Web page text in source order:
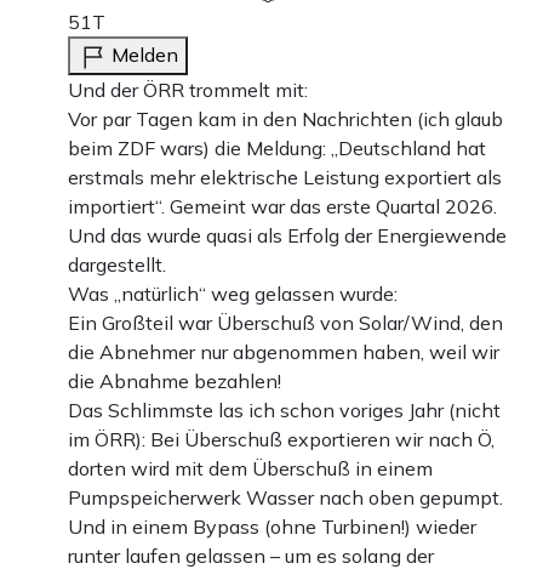
51T
Melden
Und der ÖRR trommelt mit:
Vor par Tagen kam in den Nachrichten (ich glaub
beim ZDF wars) die Meldung: „Deutschland hat
erstmals mehr elektrische Leistung exportiert als
importiert“. Gemeint war das erste Quartal 2026.
Und das wurde quasi als Erfolg der Energiewende
dargestellt.
Was „natürlich“ weg gelassen wurde:
Ein Großteil war Überschuß von Solar/Wind, den
die Abnehmer nur abgenommen haben, weil wir
die Abnahme bezahlen!
Das Schlimmste las ich schon voriges Jahr (nicht
im ÖRR): Bei Überschuß exportieren wir nach Ö,
dorten wird mit dem Überschuß in einem
Pumpspeicherwerk Wasser nach oben gepumpt.
Und in einem Bypass (ohne Turbinen!) wieder
runter laufen gelassen – um es solang der